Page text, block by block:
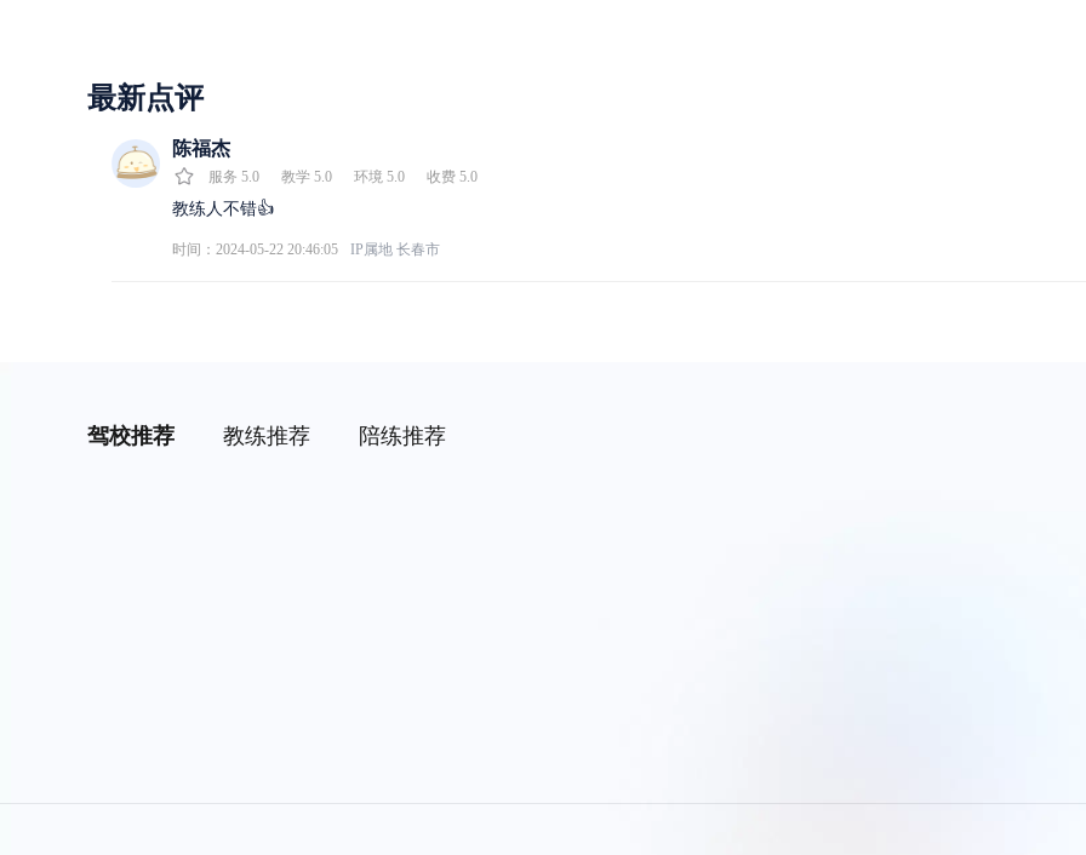
最新点评
陈福杰
服务 5.0 教学 5.0 环境 5.0 收费 5.0
教练人不错👍
时间：2024-05-22 20:46:05 IP属地 长春市
驾校推荐 教练推荐 陪练推荐